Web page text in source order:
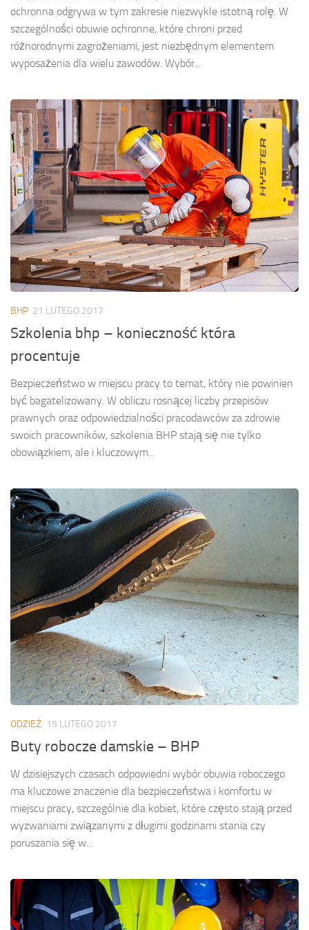
ochronna odgrywa w tym zakresie niezwykle istotną rolę. W
szczególności obuwie ochronne, które chroni przed
różnorodnymi zagrożeniami, jest niezbędnym elementem
wyposażenia dla wielu zawodów. Wybór...
BHP 21 LUTEGO 2017
Szkolenia bhp – konieczność która
procentuje
Bezpieczeństwo w miejscu pracy to temat, który nie powinien
być bagatelizowany. W obliczu rosnącej liczby przepisów
prawnych oraz odpowiedzialności pracodawców za zdrowie
swoich pracowników, szkolenia BHP stają się nie tylko
obowiązkiem, ale i kluczowym...
ODZIEŻ 15 LUTEGO 2017
Buty robocze damskie – BHP
W dzisiejszych czasach odpowiedni wybór obuwia roboczego
ma kluczowe znaczenie dla bezpieczeństwa i komfortu w
miejscu pracy, szczególnie dla kobiet, które często stają przed
wyzwaniami związanymi z długimi godzinami stania czy
poruszania się w...